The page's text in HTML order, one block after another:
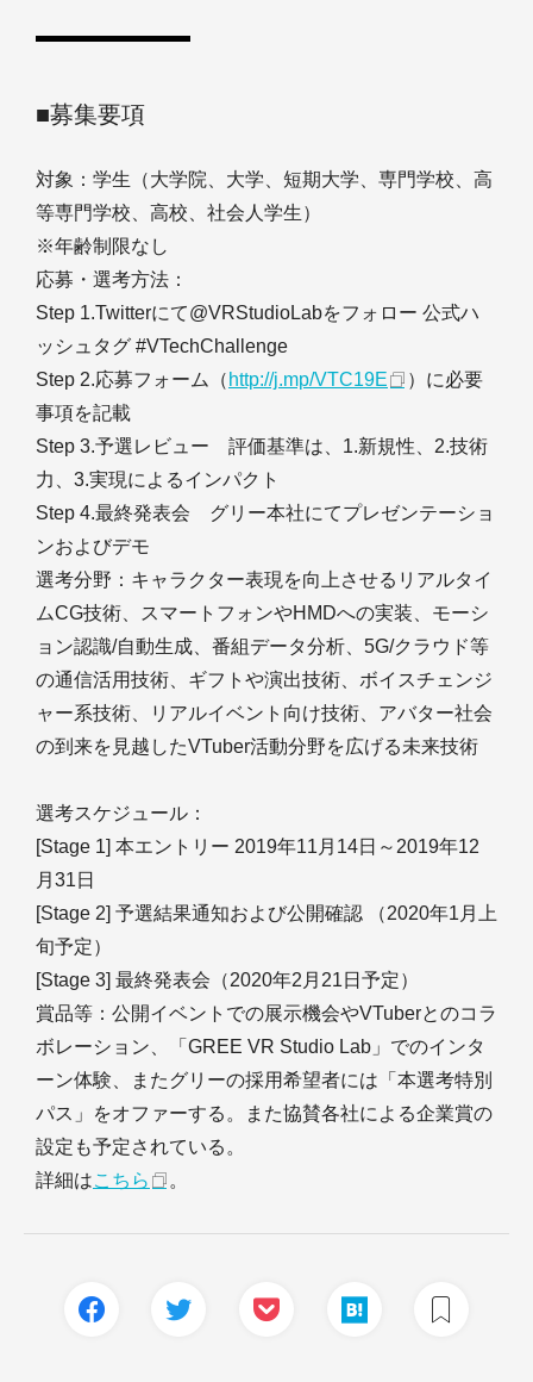
■募集要項
対象：学生（大学院、大学、短期大学、専門学校、高
等専門学校、高校、社会人学生）
※年齢制限なし
応募・選考方法：
Step 1.Twitterにて@VRStudioLabをフォロー 公式ハ
ッシュタグ #VTechChallenge
Step 2.応募フォーム（ http://j.mp/VTC19E
）に必要
事項を記載
Step 3.予選レビュー 評価基準は、1.新規性、2.技術
力、3.実現によるインパクト
Step 4.最終発表会 グリー本社にてプレゼンテーショ
ンおよびデモ
選考分野：キャラクター表現を向上させるリアルタイ
ムCG技術、スマートフォンやHMDへの実装、モーシ
ョン認識/自動生成、番組データ分析、5G/クラウド等
の通信活用技術、ギフトや演出技術、ボイスチェンジ
ャー系技術、リアルイベント向け技術、アバター社会
の到来を見越したVTuber活動分野を広げる未来技術
選考スケジュール：
[Stage 1] 本エントリー 2019年11月14日～2019年12
月31日
[Stage 2] 予選結果通知および公開確認 （2020年1月上
旬予定）
[Stage 3] 最終発表会（2020年2月21日予定）
賞品等：公開イベントでの展示機会やVTuberとのコラ
ボレーション、「GREE VR Studio Lab」でのインタ
ーン体験、またグリーの採用希望者には「本選考特別
パス」をオファーする。また協賛各社による企業賞の
設定も予定されている。
詳細はこちら 。